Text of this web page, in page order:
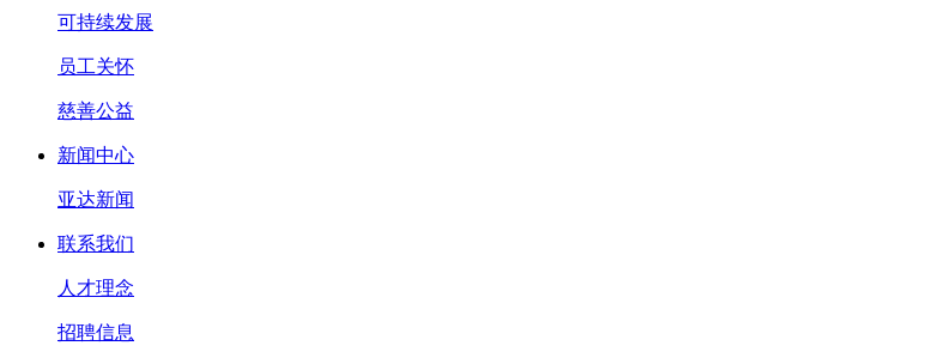
可持续发展
员工关怀
慈善公益
新闻中心
亚达新闻
联系我们
人才理念
招聘信息